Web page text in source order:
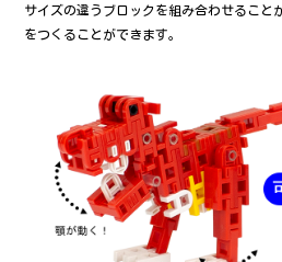
サイズの違うブロックを組み合わせること
をつくることができます。